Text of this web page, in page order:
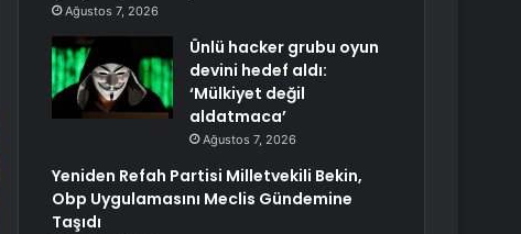
Ağustos 7, 2026
Ünlü hacker grubu oyun
devini hedef aldı:
‘Mülkiyet değil
aldatmaca’
Ağustos 7, 2026
Yeniden Refah Partisi Milletvekili Bekin,
Obp Uygulamasını Meclis Gündemine
Taşıdı